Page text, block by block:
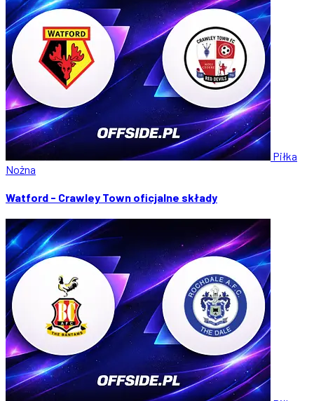
Piłka
Nożna
Watford - Crawley Town oficjalne składy